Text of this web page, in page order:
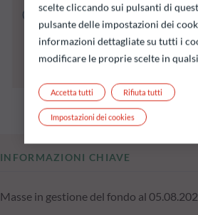
Il fondo indicato di seguito
rischio di perdita di capitale.
Si ricorda che i rendimenti
indicativi di quelli futuri e
INFORMAZIONI CHIAVE
Masse in gestione del fondo al
scelte cliccando sui pulsanti di
pulsante delle impostazioni dei
informazioni dettagliate su tutti i
modificare le proprie scelte in
Rifiuta tutti
Accetta tutti
Impostazioni dei cookies